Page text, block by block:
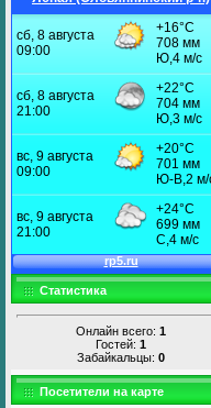
Статистика
Онлайн всего: 1
Гостей: 1
Забайкальцы: 0
Посетители на карте